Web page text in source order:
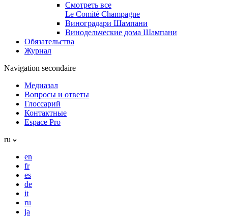
Смотреть все
Le Comité Champagne
Виноградари Шампани
Винодельческие дома Шампани
Обязательства
Журнал
Navigation secondaire
Медиазал
Вопросы и ответы
Глоссарий
Контактные
Espace Pro
ru
en
fr
es
de
it
ru
ja